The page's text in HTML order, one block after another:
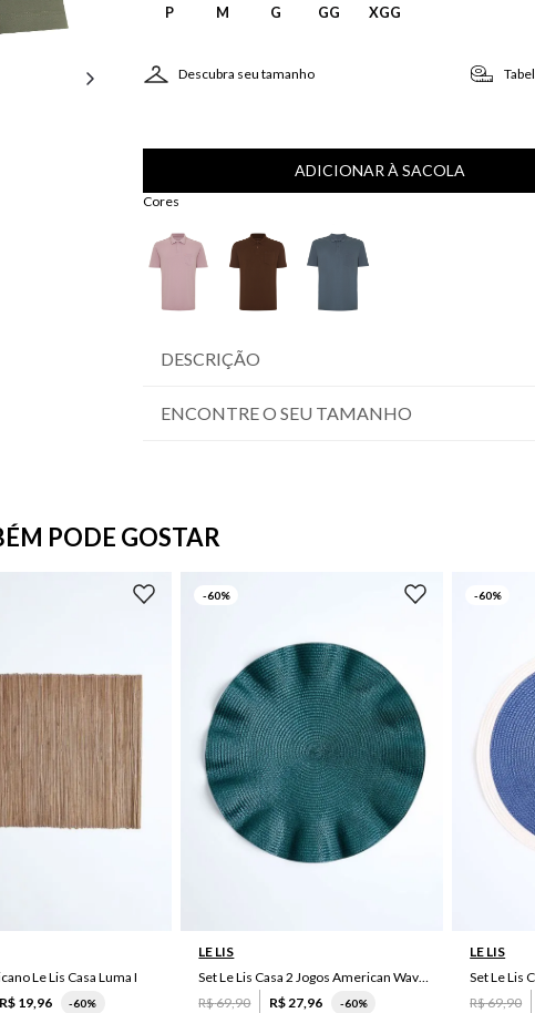
P M G GG XGG
Descubra seu tamanho
ADICIONAR À SACOLA
Cores
DESCRIÇÃO
ENCONTRE O SEU TAMANHO
PODE GOSTAR
Le Lis Casa Luma I
R$ 19,96 -60%
-60%
LE LIS
Set Le Lis Casa 2 Jogos American Wave Green
R$69,90 R$27,96 -60%
-60%
LE LIS
R$69,90